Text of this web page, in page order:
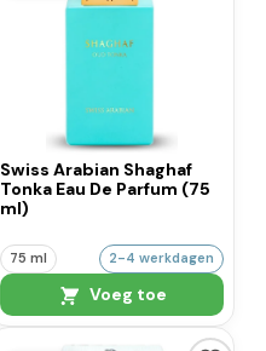
Swiss Arabian Shaghaf
Tonka Eau De Parfum (75
ml)
75 ml 2-4 werkdagen
Voeg toe